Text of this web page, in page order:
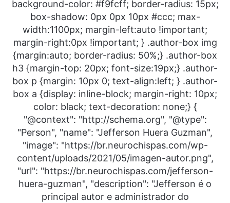
background-color: #f9fcff; border-radius: 15px;
box-shadow: 0px 0px 10px #ccc; max-
width:1100px; margin-left:auto !important;
margin-right:0px !important; } .author-box img
{margin:auto; border-radius: 50%;} .author-box
h3 {margin-top: 20px; font-size:19px;} .author-
box p {margin: 10px 0; text-align:left; } .author-
box a {display: inline-block; margin-right: 10px;
color: black; text-decoration: none;} {
"@context": "http://schema.org", "@type":
"Person", "name": "Jefferson Huera Guzman",
"image": "https://br.neurochispas.com/wp-
content/uploads/2021/05/imagen-autor.png",
"url": "https://br.neurochispas.com/jefferson-
huera-guzman", "description": "Jefferson é o
principal autor e administrador do